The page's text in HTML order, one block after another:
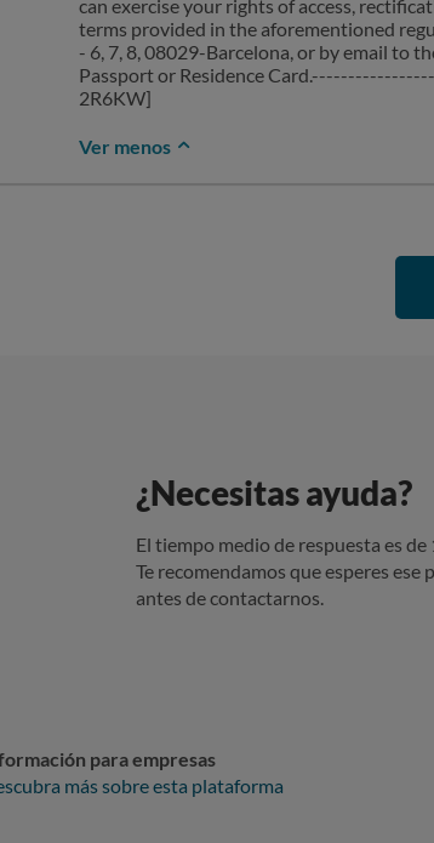
can exercise your rights of access,
terms provided in the aforementioned
- 6, 7, 8, 08029-Barcelona, or by email to
Passport or Residence
2R6KW]
Ver menos
¿Necesitas ayuda?
El tiempo medio de respuesta es de
Te recomendamos que esperes ese
antes de contactarnos.
para empresas
más sobre esta plataforma